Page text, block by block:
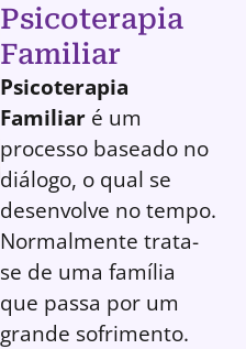
Psicoterapia
Familiar
Psicoterapia
Familiar é um
processo baseado no
diálogo, o qual se
desenvolve no tempo.
Normalmente trata-
se de uma família
que passa por um
grande sofrimento.